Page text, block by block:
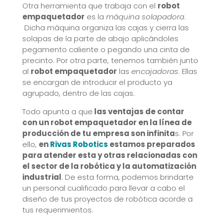
Otra herramienta que trabaja con el robot
empaquetador es la máquina solapadora.
Dicha máquina organiza las cajas y cierra las
solapas de la parte de abajo aplicándoles
pegamento caliente o pegando una cinta de
precinto. Por otra parte, tenemos también junto
al robot empaquetador las encajadoras. Ellas
se encargan de introducir el producto ya
agrupado, dentro de las cajas.
Todo apunta a que las ventajas de contar
con un robot empaquetador en la línea de
producción de tu empresa son infinitas. Por
ello, enRivas Robotics estamos preparados
para atender esta y otras relacionadas con
el sector de la robótica y la automatización
industrial. De esta forma, podemos brindarte
un personal cualificado para llevar a cabo el
diseño de tus proyectos de robótica acorde a
tus requerimientos.